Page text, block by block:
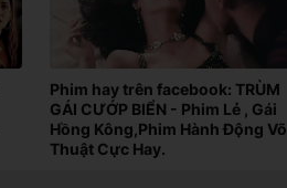
Phim hay trên facebook: TRÙM
GÁI CƯỚP BIỂN - Phim Lẻ , Gái
Hồng Kông,Phim Hành Động Võ
Thuật Cực Hay.